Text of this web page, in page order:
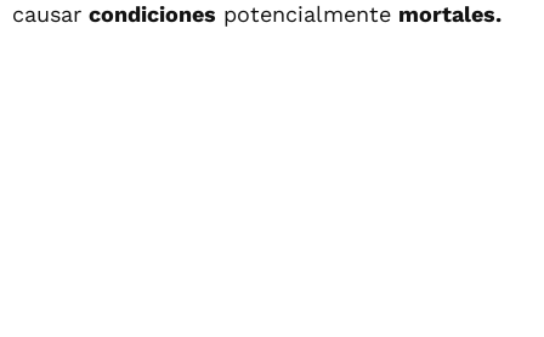
causar condiciones potencialmente mortales.